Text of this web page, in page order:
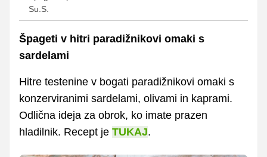
Su.S.
Špageti v hitri paradižnikovi omaki s
sardelami
Hitre testenine v bogati paradižnikovi omaki s
konzerviranimi sardelami, olivami in kaprami.
Odlična ideja za obrok, ko imate prazen
hladilnik. Recept je TUKAJ.